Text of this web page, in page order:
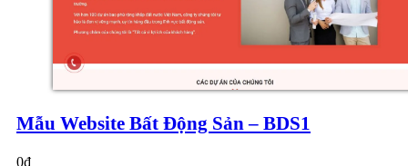
Mẫu Website Bất Động Sản – BDS1
0₫